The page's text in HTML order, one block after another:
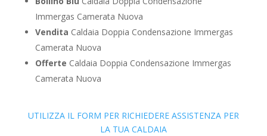
Immergas Camerata Nuova
Vendita Caldaia Doppia Condensazione Immergas
Camerata Nuova
Offerte Caldaia Doppia Condensazione Immergas
Camerata Nuova
UTILIZZA IL FORM PER RICHIEDERE ASSISTENZA PER
LA TUA CALDAIA